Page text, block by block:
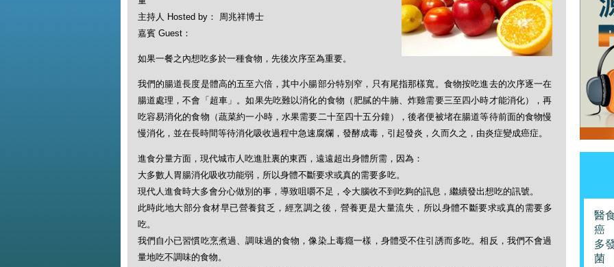
主持人 Hosted by： 周兆祥博士
嘉賓 Guest：
如果一餐之內想吃多於一種食物，先後次序至為重要。
我們的腸道長度是體高的五至六倍，其中小腸部分特別窄，只有尾指那樣寬。食物按吃進去的次序逐一在
腸道處理，不會「超車」。如果先吃難以消化的食物（肥膩的牛腩、炸雞需要三至四小時才能消化），再
吃容易消化的食物（蔬菜約一小時，水果需要二十至四十五分鐘），後者便被堵在腸道等待前面的食物慢
慢消化，並在長時間等待消化吸收過程中急速腐爛，發酵成毒，引起發炎，久而久之，由炎症變成癌症。
進食分量方面，現代城市人吃進肚裏的東西，遠遠超出身體所需，因為：
大多數人胃腸消化吸收功能弱，所以身體不斷要求或真的需要多吃。
現代人進食時大多會分心做別的事，導致咀嚼不足，令大腦收不到吃夠的訊息，繼續發出想吃的訊號。
此時此地大部分食材早已營養貧乏，經烹調之後，營養更是大量流失，所以身體不斷要求或真的需要多
吃。
我們自小已習慣吃烹煮過、調味過的食物，像染上毒癮一樣，身體受不住引誘而多吃。相反，我們不會過
量地吃不調味的食物。
醫
癌
多
菌